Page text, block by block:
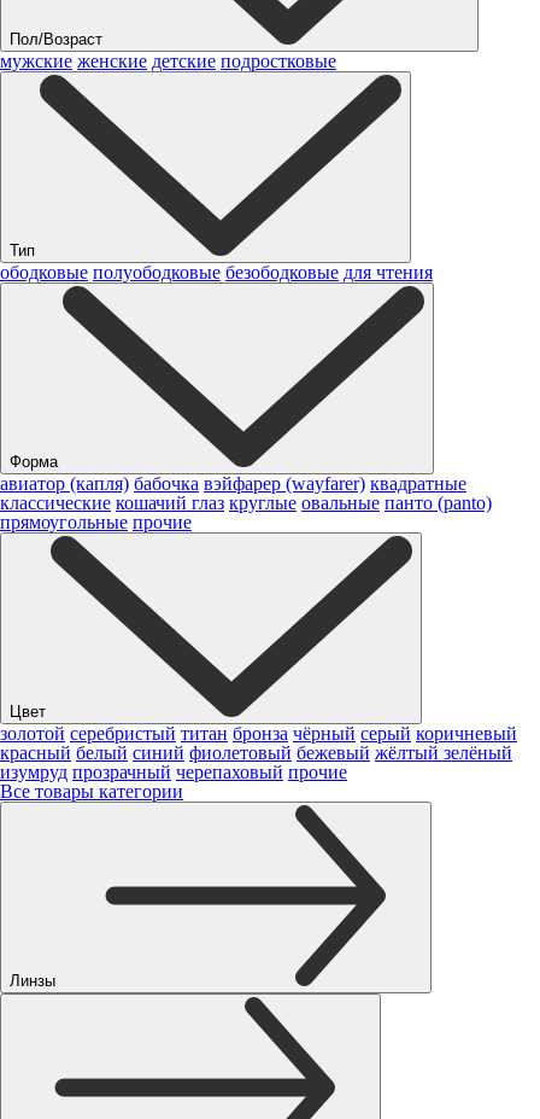
Пол/Возраст
мужские женские детские подростковые
Тип
ободковые полуободковые безободковые для чтения
Форма
авиатор (капля) бабочка вэйфарер (wayfarer) квадратные
классические кошачий глаз круглые овальные панто (panto)
прямоугольные прочие
Цвет
золотой серебристый титан бронза чёрный серый коричневый
красный белый синий фиолетовый бежевый жёлтый зелёный
изумруд прозрачный черепаховый прочие
Все товары категории
Линзы